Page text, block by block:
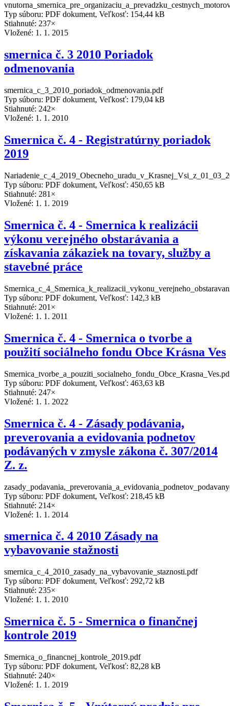
Typ súboru: PDF dokument, Veľkosť: 154,44 kB
Stiahnuté: 237×
Vložené: 1. 1. 2015
smernica č. 3 2010 Poriadok
odmenovania
smernica_c_3_2010_poriadok_odmenovania.pdf
Typ súboru: PDF dokument, Veľkosť: 179,04 kB
Stiahnuté: 242×
Vložené: 1. 1. 2010
Smernica č. 4 - Registratúrny poriadok
2019
Typ súboru: PDF dokument, Veľkosť: 450,65 kB
Stiahnuté: 281×
Vložené: 1. 1. 2019
Smernica č. 4 - Smernica k realizácii
výkonu verejného obstarávania a
získavania zákaziek na tovary, služby a
stavebné práce
Typ súboru: PDF dokument, Veľkosť: 142,3 kB
Stiahnuté: 201×
Vložené: 1. 1. 2011
Smernica č. 4 - Smernica o tvorbe a
použití sociálneho fondu Obce Krásna Ves
Typ súboru: PDF dokument, Veľkosť: 463,63 kB
Stiahnuté: 247×
Vložené: 1. 1. 2022
Smernica č. 4 - Zásady podávania,
preverovania a evidovania podnetov
podávaných v zmysle zákona č. 307/2014
Z. z.
Typ súboru: PDF dokument, Veľkosť: 218,45 kB
Stiahnuté: 214×
Vložené: 1. 1. 2014
smernica č. 4 2010 Zásady na
vybavovanie stažnosti
smernica_c_4_2010_zasady_na_vybavovanie_staznosti.pdf
Typ súboru: PDF dokument, Veľkosť: 292,72 kB
Stiahnuté: 235×
Vložené: 1. 1. 2010
Smernica č. 5 - Smernica o finančnej
kontrole 2019
Smernica_o_financnej_kontrole_2019.pdf
Typ súboru: PDF dokument, Veľkosť: 82,28 kB
Stiahnuté: 240×
Vložené: 1. 1. 2019